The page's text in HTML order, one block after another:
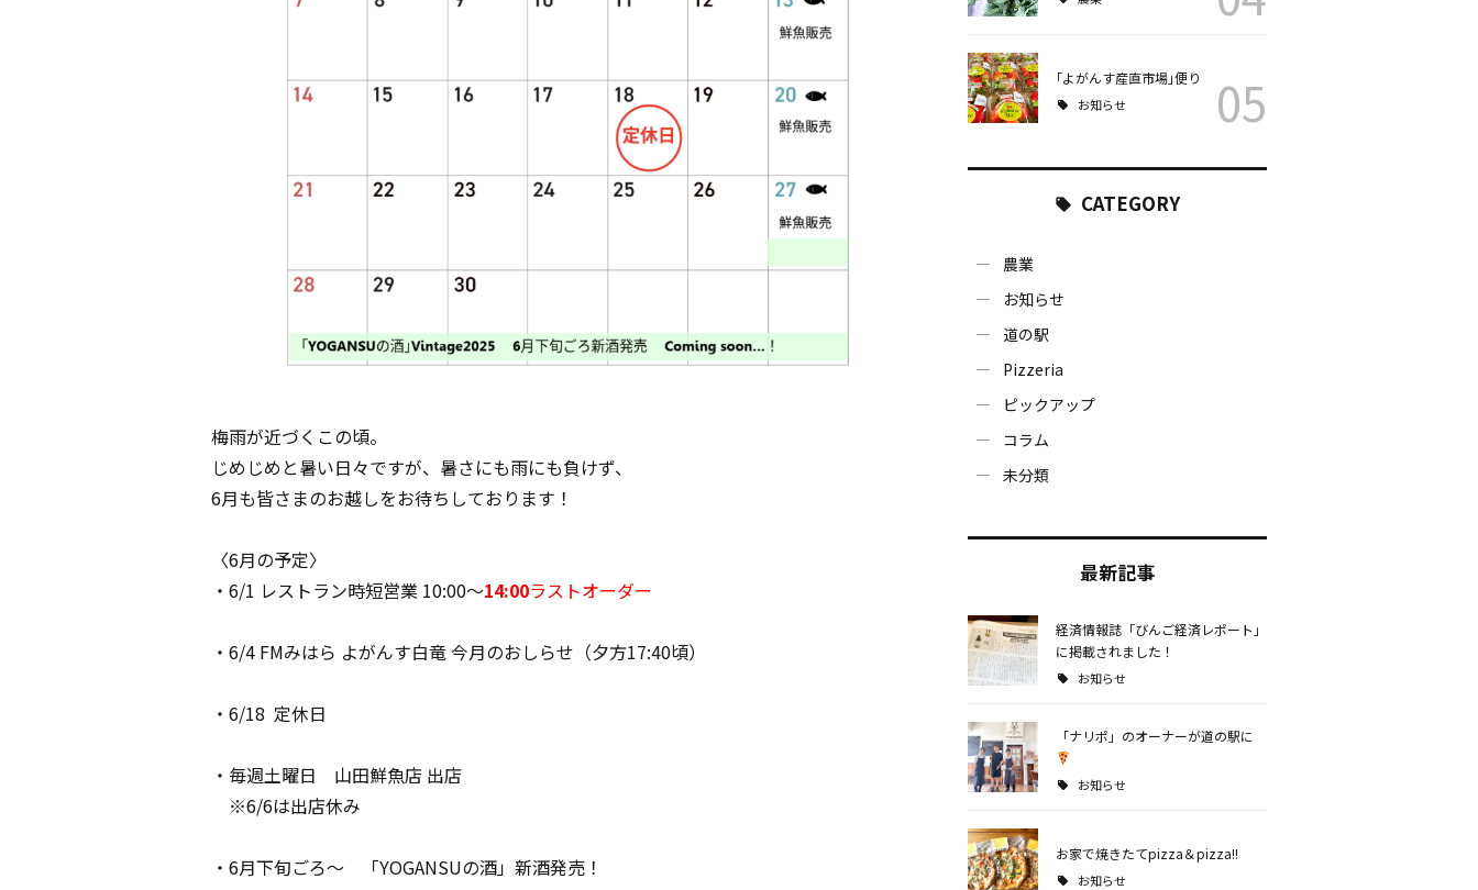
梅雨が近づくこの頃。
じめじめと暑い日々ですが、暑さにも雨にも負けず、
6月も皆さまのお越しをお待ちしております！
〈6月の予定〉
・6/1 レストラン時短営業 10:00～14:00ラストオーダー
・6/4 FMみはら よがんす白竜 今月のおしらせ（夕方17:40頃）
・6/18 定休日
・毎週土曜日 山田鮮魚店 出店
※6/6は出店休み
・6月下旬ごろ～ 「YOGANSUの酒」新酒発売！
｢よがんす産直市場｣便り
お知らせ 05
CATEGORY
農業
お知らせ
道の駅
Pizzeria
ピックアップ
コラム
未分類
最新記事
経済情報誌「びんご経済レポート」
に掲載されました！
お知らせ
「ナリポ」のオーナーが道の駅に
お知らせ
お家で焼きたてpizza＆pizza!!
お知らせ